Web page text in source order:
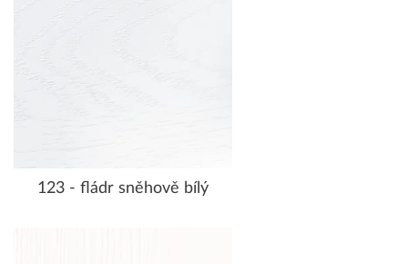
123 - fládr sněhově bílý